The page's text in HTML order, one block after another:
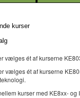
kurser
vælges ét af kurserne
vælges ét af kurserne
kurser med KE8xx- og